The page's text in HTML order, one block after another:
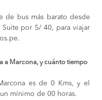
de bus más barato desde
Suite por S/ 40, para viajar
a Marcona, y cuánto tiempo
es de 0 Kms, y el
mínimo de 00 horas.